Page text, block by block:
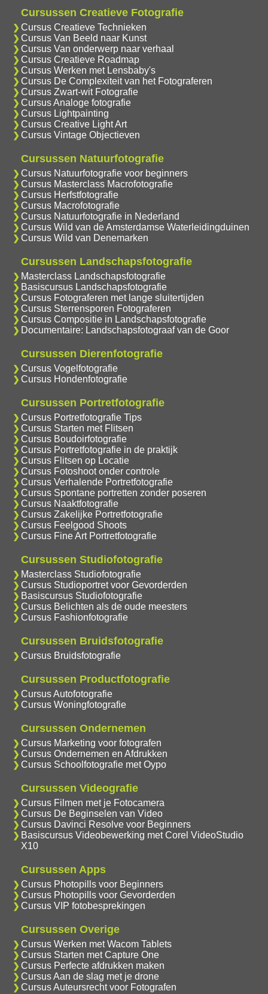
Cursussen Creatieve Fotografie
Cursus Creatieve Technieken
Cursus Van Beeld naar Kunst
Cursus Van onderwerp naar verhaal
Cursus Creatieve Roadmap
Cursus Werken met Lensbaby's
Cursus De Complexiteit van het Fotograferen
Cursus Zwart-wit Fotografie
Cursus Analoge fotografie
Cursus Lightpainting
Cursus Creative Light Art
Cursus Vintage Objectieven
Cursussen Natuurfotografie
Cursus Natuurfotografie voor beginners
Cursus Masterclass Macrofotografie
Cursus Herfstfotografie
Cursus Macrofotografie
Cursus Natuurfotografie in Nederland
Cursus Wild van de Amsterdamse Waterleidingduinen
Cursus Wild van Denemarken
Cursussen Landschapsfotografie
Masterclass Landschapsfotografie
Basiscursus Landschapsfotografie
Cursus Fotograferen met lange sluitertijden
Cursus Sterrensporen Fotograferen
Cursus Compositie in Landschapsfotografie
Documentaire: Landschapsfotograaf van de Goor
Cursussen Dierenfotografie
Cursus Vogelfotografie
Cursus Hondenfotografie
Cursussen Portretfotografie
Cursus Portretfotografie Tips
Cursus Starten met Flitsen
Cursus Boudoirfotografie
Cursus Portretfotografie in de praktijk
Cursus Flitsen op Locatie
Cursus Fotoshoot onder controle
Cursus Verhalende Portretfotografie
Cursus Spontane portretten zonder poseren
Cursus Naaktfotografie
Cursus Zakelijke Portretfotografie
Cursus Feelgood Shoots
Cursus Fine Art Portretfotografie
Cursussen Studiofotografie
Masterclass Studiofotografie
Cursus Studioportret voor Gevorderden
Basiscursus Studiofotografie
Cursus Belichten als de oude meesters
Cursus Fashionfotografie
Cursussen Bruidsfotografie
Cursus Bruidsfotografie
Cursussen Productfotografie
Cursus Autofotografie
Cursus Woningfotografie
Cursussen Ondernemen
Cursus Marketing voor fotografen
Cursus Ondernemen en Afdrukken
Cursus Schoolfotografie met Oypo
Cursussen Videografie
Cursus Filmen met je Fotocamera
Cursus De Beginselen van Video
Cursus Davinci Resolve voor Beginners
Basiscursus Videobewerking met Corel VideoStudio
X10
Cursussen Apps
Cursus Photopills voor Beginners
Cursus Photopills voor Gevorderden
Cursus VIP fotobesprekingen
Cursussen Overige
Cursus Werken met Wacom Tablets
Cursus Starten met Capture One
Cursus Perfecte afdrukken maken
Cursus Aan de slag met je drone
Cursus Auteursrecht voor Fotografen